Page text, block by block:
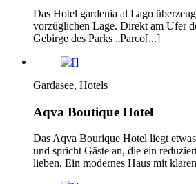
Das Hotel gardenia al Lago
vorzüglichen Lage. Direkt am Ufer
Gebirge des Parks „Parco[...]
Gardasee, Hotels
Aqva Boutique Hotel
Das Aqva Bourique Hotel liegt
und spricht Gäste an, die ein
lieben. Ein modernes Haus mit